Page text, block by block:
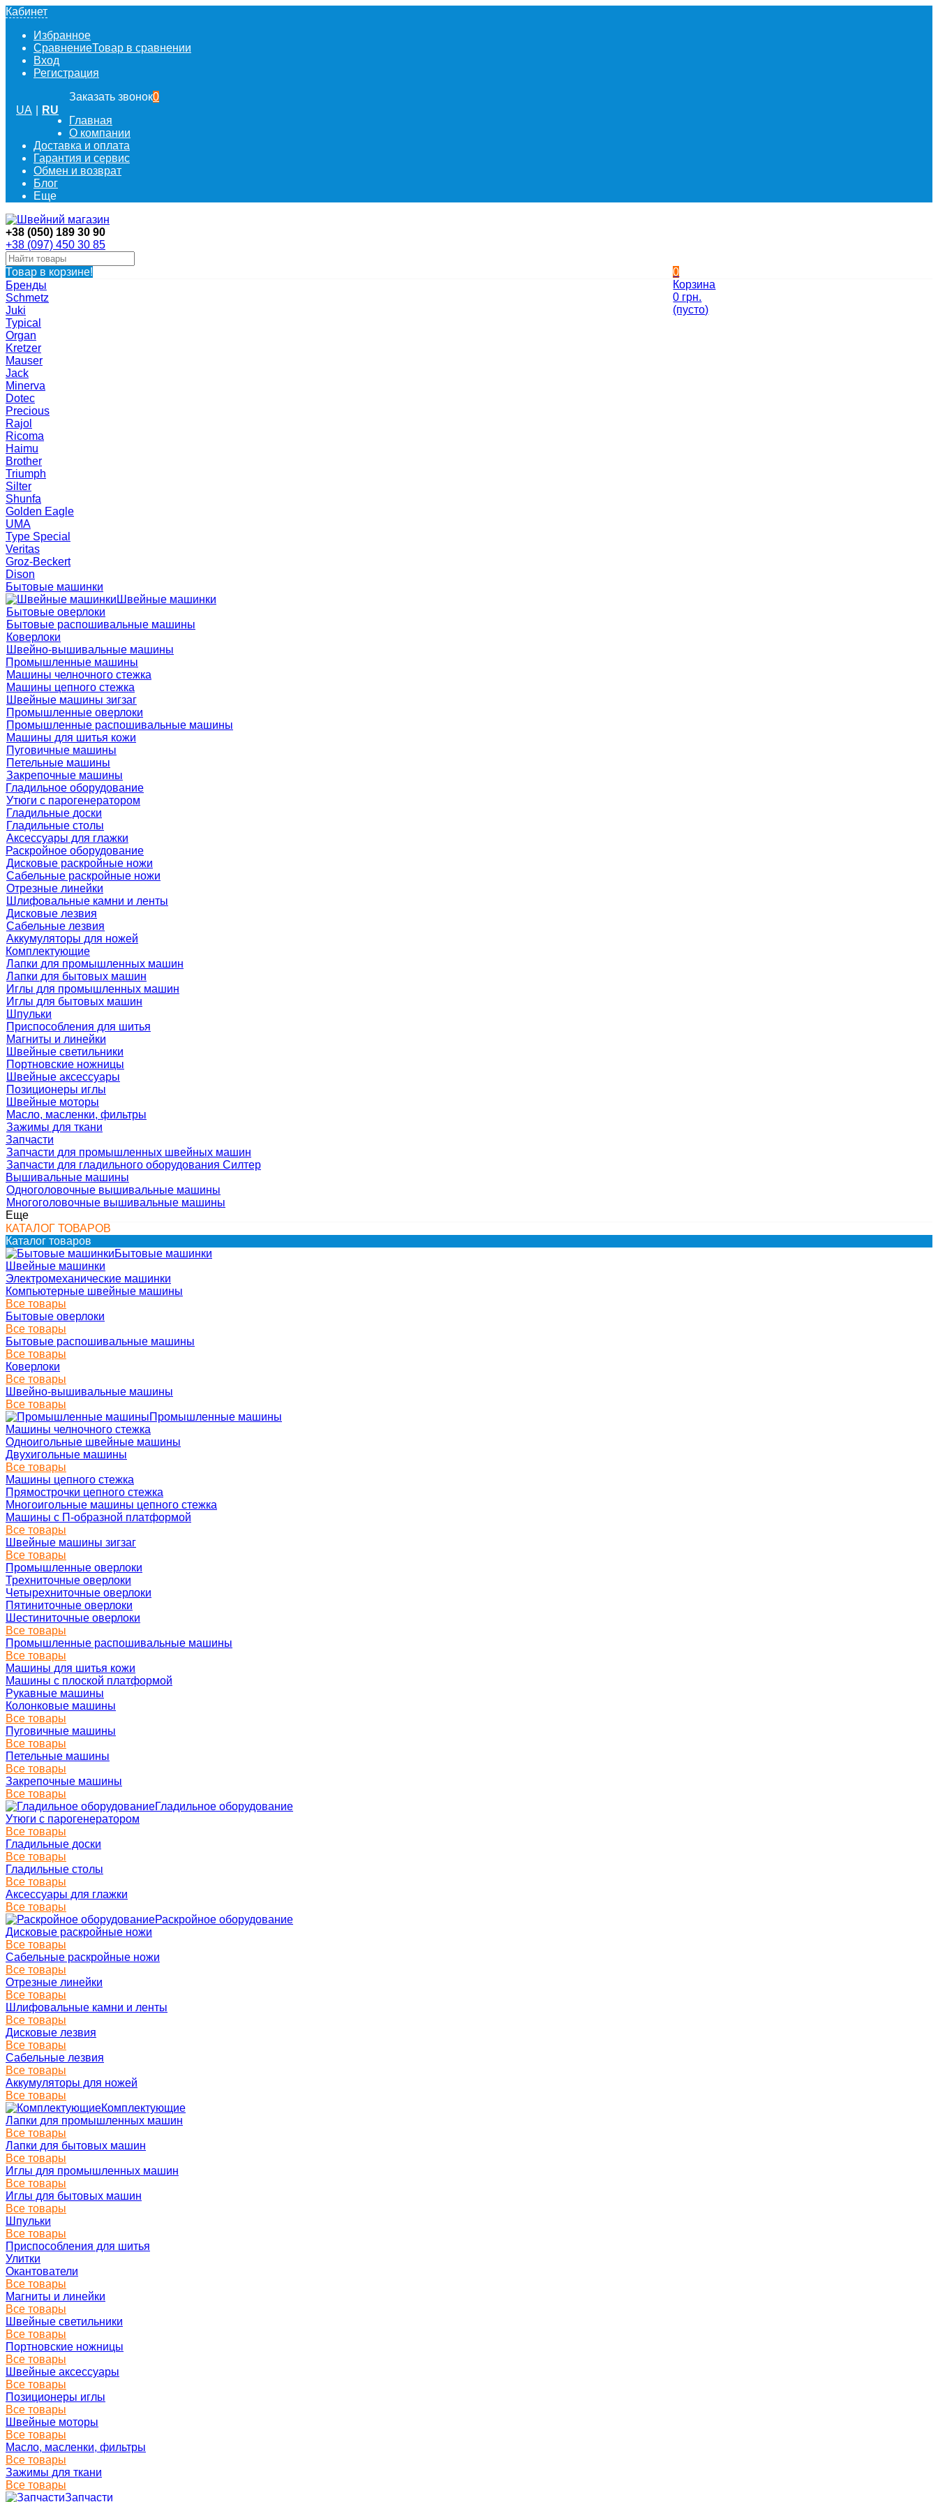
Кабинет
Избранное
СравнениеТовар в сравнении
Вход
Регистрация
Заказать звонок
UA
RU
0
Главная
О компании
Доставка и оплата
Гарантия и сервис
Обмен и возврат
Блог
Еще
+38 (050) 189 30 90
+38 (097) 450 30 85
0
Корзина
0 грн.
(пусто)
Товар в корзине!
Бренды
Schmetz
Juki
Typical
Organ
Kretzer
Mauser
Jack
Minerva
Dotec
Precious
Rajol
Ricoma
Haimu
Brother
Triumph
Silter
Shunfa
Golden Eagle
UMA
Type Special
Veritas
Groz-Beckert
Dison
Бытовые машинки
Швейные машинки
Бытовые оверлоки
Бытовые распошивальные машины
Коверлоки
Швейно-вышивальные машины
Промышленные машины
Машины челночного стежка
Машины цепного стежка
Швейные машины зигзаг
Промышленные оверлоки
Промышленные распошивальные машины
Машины для шитья кожи
Пуговичные машины
Петельные машины
Закрепочные машины
Гладильное оборудование
Утюги с парогенератором
Гладильные доски
Гладильные столы
Аксессуары для глажки
Раскройное оборудование
Дисковые раскройные ножи
Сабельные раскройные ножи
Отрезные линейки
Шлифовальные камни и ленты
Дисковые лезвия
Сабельные лезвия
Аккумуляторы для ножей
Комплектующие
Лапки для промышленных машин
Лапки для бытовых машин
Иглы для промышленных машин
Иглы для бытовых машин
Шпульки
Приспособления для шитья
Магниты и линейки
Швейные светильники
Портновские ножницы
Швейные аксессуары
Позиционеры иглы
Швейные моторы
Масло, масленки, фильтры
Зажимы для ткани
Запчасти
Запчасти для промышленных швейных машин
Запчасти для гладильного оборудования Силтер
Вышивальные машины
Одноголовочные вышивальные машины
Многоголовочные вышивальные машины
Еще
КАТАЛОГ ТОВАРОВ
Каталог товаров
Бытовые машинки
Швейные машинки
Электромеханические машинки
Компьютерные швейные машины
Все товары
Бытовые оверлоки
Все товары
Бытовые распошивальные машины
Все товары
Коверлоки
Все товары
Швейно-вышивальные машины
Все товары
Промышленные машины
Машины челночного стежка
Одноигольные швейные машины
Двухигольные машины
Все товары
Машины цепного стежка
Прямострочки цепного стежка
Многоигольные машины цепного стежка
Машины с П-образной платформой
Все товары
Швейные машины зигзаг
Все товары
Промышленные оверлоки
Трехниточные оверлоки
Четырехниточные оверлоки
Пятиниточные оверлоки
Шестиниточные оверлоки
Все товары
Промышленные распошивальные машины
Все товары
Машины для шитья кожи
Машины с плоской платформой
Рукавные машины
Колонковые машины
Все товары
Пуговичные машины
Все товары
Петельные машины
Все товары
Закрепочные машины
Все товары
Гладильное оборудование
Утюги с парогенератором
Все товары
Гладильные доски
Все товары
Гладильные столы
Все товары
Аксессуары для глажки
Все товары
Раскройное оборудование
Дисковые раскройные ножи
Все товары
Сабельные раскройные ножи
Все товары
Отрезные линейки
Все товары
Шлифовальные камни и ленты
Все товары
Дисковые лезвия
Все товары
Сабельные лезвия
Все товары
Аккумуляторы для ножей
Все товары
Комплектующие
Лапки для промышленных машин
Все товары
Лапки для бытовых машин
Все товары
Иглы для промышленных машин
Все товары
Иглы для бытовых машин
Все товары
Шпульки
Все товары
Приспособления для шитья
Улитки
Окантователи
Все товары
Магниты и линейки
Все товары
Швейные светильники
Все товары
Портновские ножницы
Все товары
Швейные аксессуары
Все товары
Позиционеры иглы
Все товары
Швейные моторы
Все товары
Масло, масленки, фильтры
Все товары
Зажимы для ткани
Все товары
Запчасти